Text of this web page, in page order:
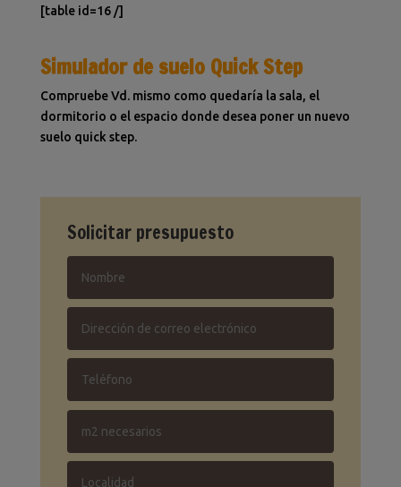
[table id=16 /]
Simulador de suelo Quick Step
Compruebe Vd. mismo como quedaría la sala, el
dormitorio o el espacio donde desea poner un nuevo
suelo quick step.
Solicitar presupuesto